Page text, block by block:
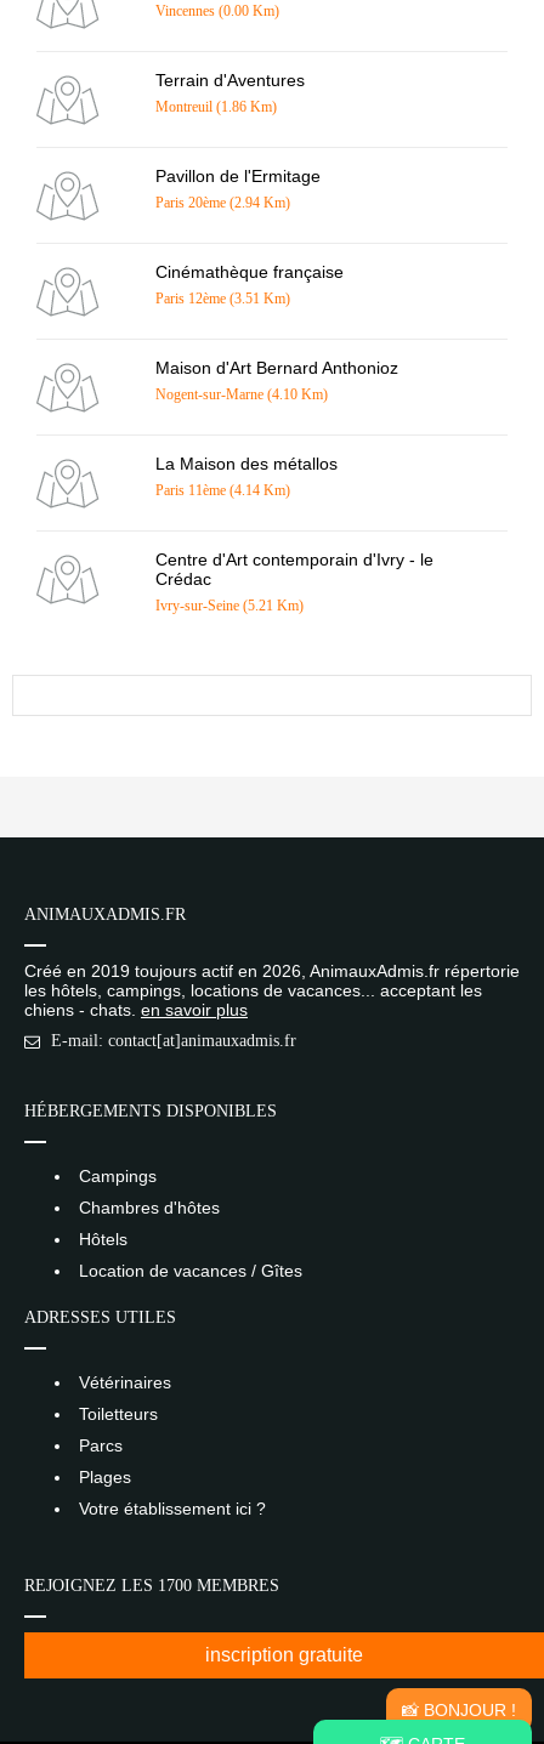
Vincennes (0.00 Km)
Terrain d'Aventures
Montreuil (1.86 Km)
Pavillon de l'Ermitage
Paris 20ème (2.94 Km)
Cinémathèque française
Paris 12ème (3.51 Km)
Maison d'Art Bernard Anthonioz
Nogent-sur-Marne (4.10 Km)
La Maison des métallos
Paris 11ème (4.14 Km)
Centre d'Art contemporain d'Ivry - le
Crédac
Ivry-sur-Seine (5.21 Km)
📸 BONJOUR !
ANIMAUXADMIS.FR
Créé en 2019 toujours actif en 2026, AnimauxAdmis.fr répertorie
les hôtels, campings, locations de vacances... acceptant les
chiens - chats. en savoir plus
E-mail: contact[at]animauxadmis.fr
HÉBERGEMENTS DISPONIBLES
Campings
Chambres d'hôtes
Hôtels
Location de vacances / Gîtes
ADRESSES UTILES
Vétérinaires
Toiletteurs
Parcs
Plages
Votre établissement ici ?
REJOIGNEZ LES 1700 MEMBRES
inscription gratuite